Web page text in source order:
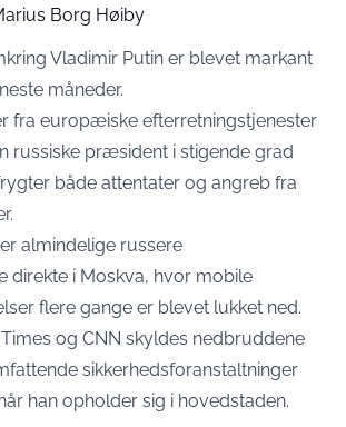
Borg Høiby
Vladimir Putin er blevet markant
måneder.
fra europæiske efterretningstjenester
russiske præsident i stigende grad
både attentater og angreb fra
almindelige russere
direkte i Moskva, hvor mobile
flere gange er blevet lukket ned.
og CNN skyldes nedbruddene
sikkerhedsforanstaltninger
han opholder sig i hovedstaden.